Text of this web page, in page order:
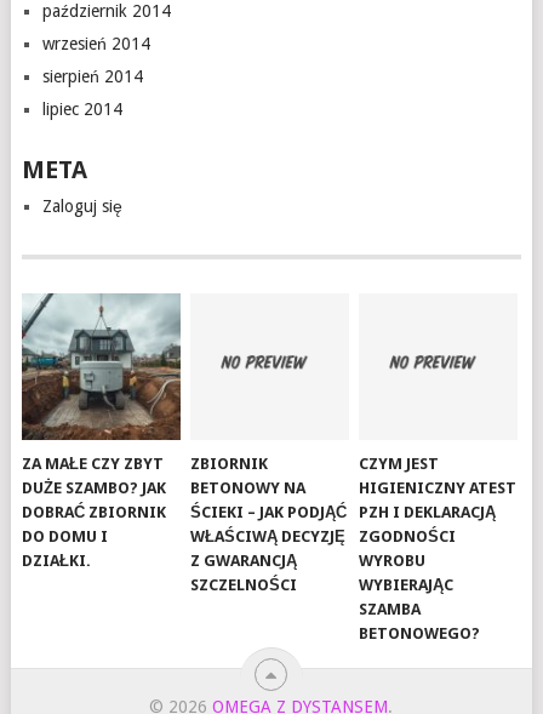
październik 2014
wrzesień 2014
sierpień 2014
lipiec 2014
META
Zaloguj się
ZA MAŁE CZY ZBYT
DUŻE SZAMBO? JAK
DOBRAĆ ZBIORNIK
DO DOMU I
DZIAŁKI.
ZBIORNIK
BETONOWY NA
ŚCIEKI – JAK PODJĄĆ
WŁAŚCIWĄ DECYZJĘ
Z GWARANCJĄ
SZCZELNOŚCI
CZYM JEST
HIGIENICZNY ATEST
PZH I DEKLARACJĄ
ZGODNOŚCI
WYROBU
WYBIERAJĄC
SZAMBA
BETONOWEGO?
© 2026OMEGA Z DYSTANSEM.